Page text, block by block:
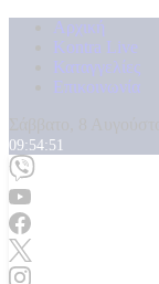
Αρχική
Kontra Live
Καταγγελίες
Επικοινωνία
09:54:53